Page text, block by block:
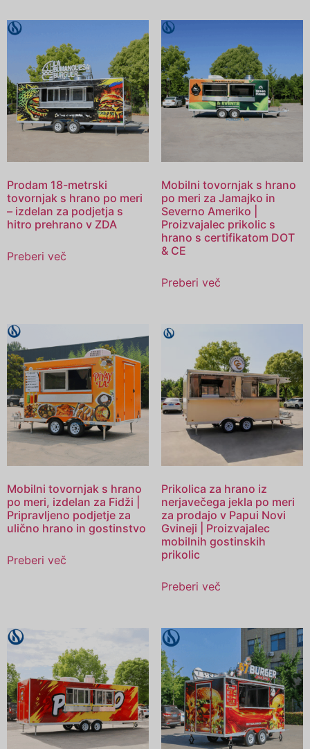
Prodam 18-metrski
tovornjak s hrano po meri
– izdelan za podjetja s
hitro prehrano v ZDA
Preberi več
Mobilni tovornjak s hrano
po meri za Jamajko in
Severno Ameriko |
Proizvajalec prikolic s
hrano s certifikatom DOT
& CE
Preberi več
Mobilni tovornjak s hrano
po meri, izdelan za Fidži |
Pripravljeno podjetje za
ulično hrano in gostinstvo
Preberi več
Prikolica za hrano iz
nerjavečega jekla po meri
za prodajo v Papui Novi
Gvineji | Proizvajalec
mobilnih gostinskih
prikolic
Preberi več